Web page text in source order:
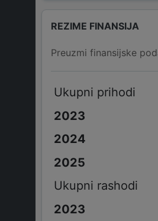
REZIME FINANSIJA
Preuzmi finansijske
Ukupni prihodi
Ukupni rashodi